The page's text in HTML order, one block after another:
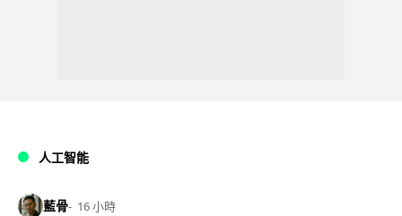
人工智能
藍骨 16 小時